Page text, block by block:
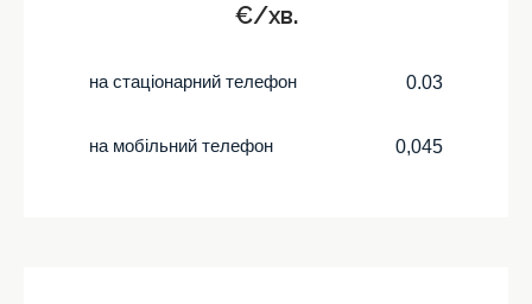
€/хв.
на стаціонарний телефон 0.03
на мобільний телефон 0,045